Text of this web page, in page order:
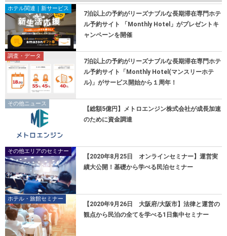
ホテル関連｜新サービス
7泊以上の予約がリーズナブルな長期滞在専門ホテ
ル予約サイト 「Monthly Hotel」がプレゼントキ
ャンペーンを開催
調査・データ
7泊以上の予約がリーズナブルな長期滞在専門ホテ
ル予約サイト「Monthly Hotel(マンスリーホテ
ル)」がサービス開始から１周年！
その他ニュース
【総額5億円】メトロエンジン株式会社が成長加速
のために資金調達
その他エリアのセミナー
【2020年8月25日 オンラインセミナー】運営実
績大公開！基礎から学べる民泊セミナー
ホテル・旅館セミナー
【2020年9月26日 大阪府/大阪市】法律と運営の
観点から民泊の全てを学べる1日集中セミナー